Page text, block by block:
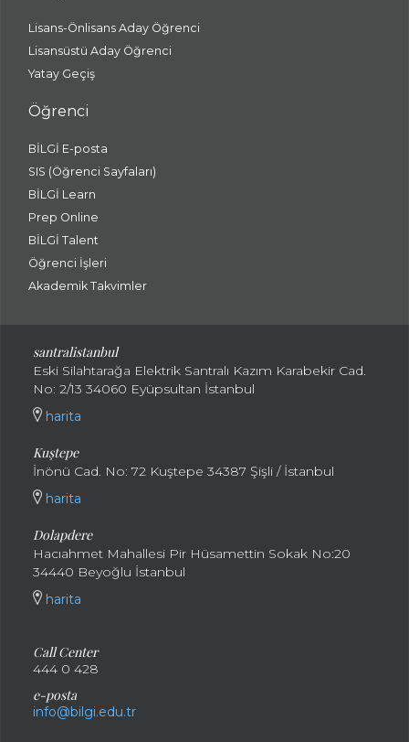
Lisans-Önlisans Aday Öğrenci
Lisansüstü Aday Öğrenci
Yatay Geçiş
Öğrenci
BİLGİ E-posta
SIS (Öğrenci Sayfaları)
BİLGİ Learn
Prep Online
BİLGİ Talent
Öğrenci İşleri
Akademik Takvimler
santralistanbul
Eski Silahtarağa Elektrik Santralı Kazım Karabekir Cad.
No: 2/13 34060 Eyüpsultan İstanbul
harita
Kuştepe
İnönü Cad. No: 72 Kuştepe 34387 Şişli / İstanbul
harita
Dolapdere
Hacıahmet Mahallesi Pir Hüsamettin Sokak No:20
34440 Beyoğlu İstanbul
harita
Call Center
444 0 428
e-posta
info@bilgi.edu.tr